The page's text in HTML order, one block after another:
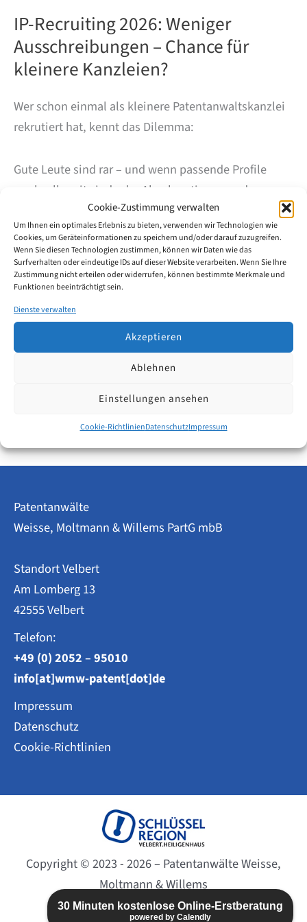
30 Minuten kostenlose Online-Erstberatung
powered by Calendly
Cookie-Zustimmung verwalten
Um Ihnen ein optimales Erlebnis zu bieten, verwenden wir Technologien wie
Cookies, um Geräteinformationen zu speichern und/oder darauf zuzugreifen.
Wenn Sie diesen Technologien zustimmen, können wir Daten wie das
Surfverhalten oder eindeutige IDs auf dieser Website verarbeiten. Wenn Sie Ihre
Zustimmung nicht erteilen oder widerrufen, können bestimmte Merkmale und
Funktionen beeinträchtigt sein.
Dienste verwalten
Akzeptieren
Ablehnen
Einstellungen ansehen
Cookie-RichtlinienDatenschutzImpressum
IP-Recruiting 2026: Weniger
Ausschreibungen – Chance für
kleinere Kanzleien?
Wer schon einmal als kleinere Patentanwaltskanzlei
rekrutiert hat, kennt das Dilemma:
Gute Leute sind rar – und wenn passende Profile
wechselbereit sind oder Absolventinnen und
Absolventen neu in den IP-Bereich einsteigen wollen,
bekommen häufig große Kanzleien oder
Industrie/Inhouse den Zuschlag.
Genau deshalb haben wir den Markt über einen
längeren Zeitraum (fast drei Jahre) beobachtet. Nicht
aus Neugier, sondern um eine sehr praktische Frage
zu beantworten:
Ausschreibungen
–
Chance
Kanzleien?
Patentanwälte
Weisse, Moltmann & Willems PartG mbB
Standort Velbert
Am Lomberg 13
42555 Velbert
Telefon:
+49 (0) 2052 – 95010
info[at]wmw-patent[dot]de
Impressum
Datenschutz
Cookie-Richtlinien
Copyright © 2023 - 2026 – Patentanwälte Weisse,
Moltmann & Willems
Website created byBC-DESIGN